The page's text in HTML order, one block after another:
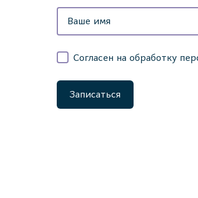
Согласен на обработку
Записаться